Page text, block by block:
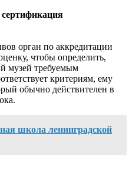
орган по аккредитации
чтобы определить,
музей требуемым
критериям, ему
обычно действителен в
школа ленинградской